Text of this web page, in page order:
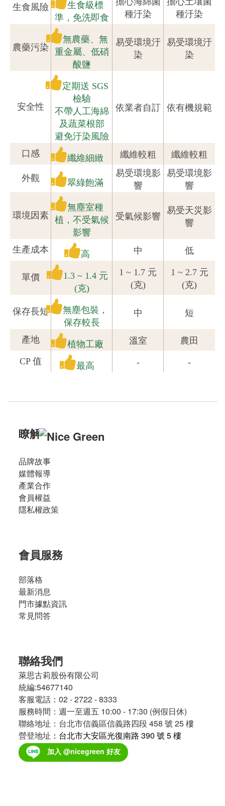
生食風險
生食級標
準，免洗即食
種汙染
種汙染
農藥污染
無農藥、無
重金屬、低硝
酸鹽
易受環境汙
染
易受環境汙
染
安全性
定期送 SGS
檢驗
不帶人工海綿
及蔬菜根部
避免汙染風險
依業者自訂 依有機規範
口感 纖維細緻 纖維較粗 纖維較粗
外觀 翠綠飽滿
易受環境影
響
易受環境影
響
環境因素
無塵室種
植，不受氣候
影響
受氣候影響
易受天災影
響
生產成本 高 中 低
單價
1.3 ~ 1.4 元
(克)
1 ~ 1.7 元
(克)
1 ~ 2.7 元
(克)
保存長短
無塵包裝，
保存較長
中 短
產地 植物工廠 溫室 農田
CP 值 最高 - -
瞭解
品牌故事
媒體報導
產業合作
會員權益
隱私權政策
會員服務
部落格
最新消息
門市據點資訊
常見問答
聯絡我們
萊思古莉股份有限公司
統編:54677140
客服電話：02 - 2722 - 8333
服務時間：週一至週五 10:00 - 17:30 (例假日休)
聯絡地址：台北市信義區信義路四段 458 號 25 樓
營登地址 ：台北市大安區光復南路 390 號 5 樓
加入 @nicegreen 好友